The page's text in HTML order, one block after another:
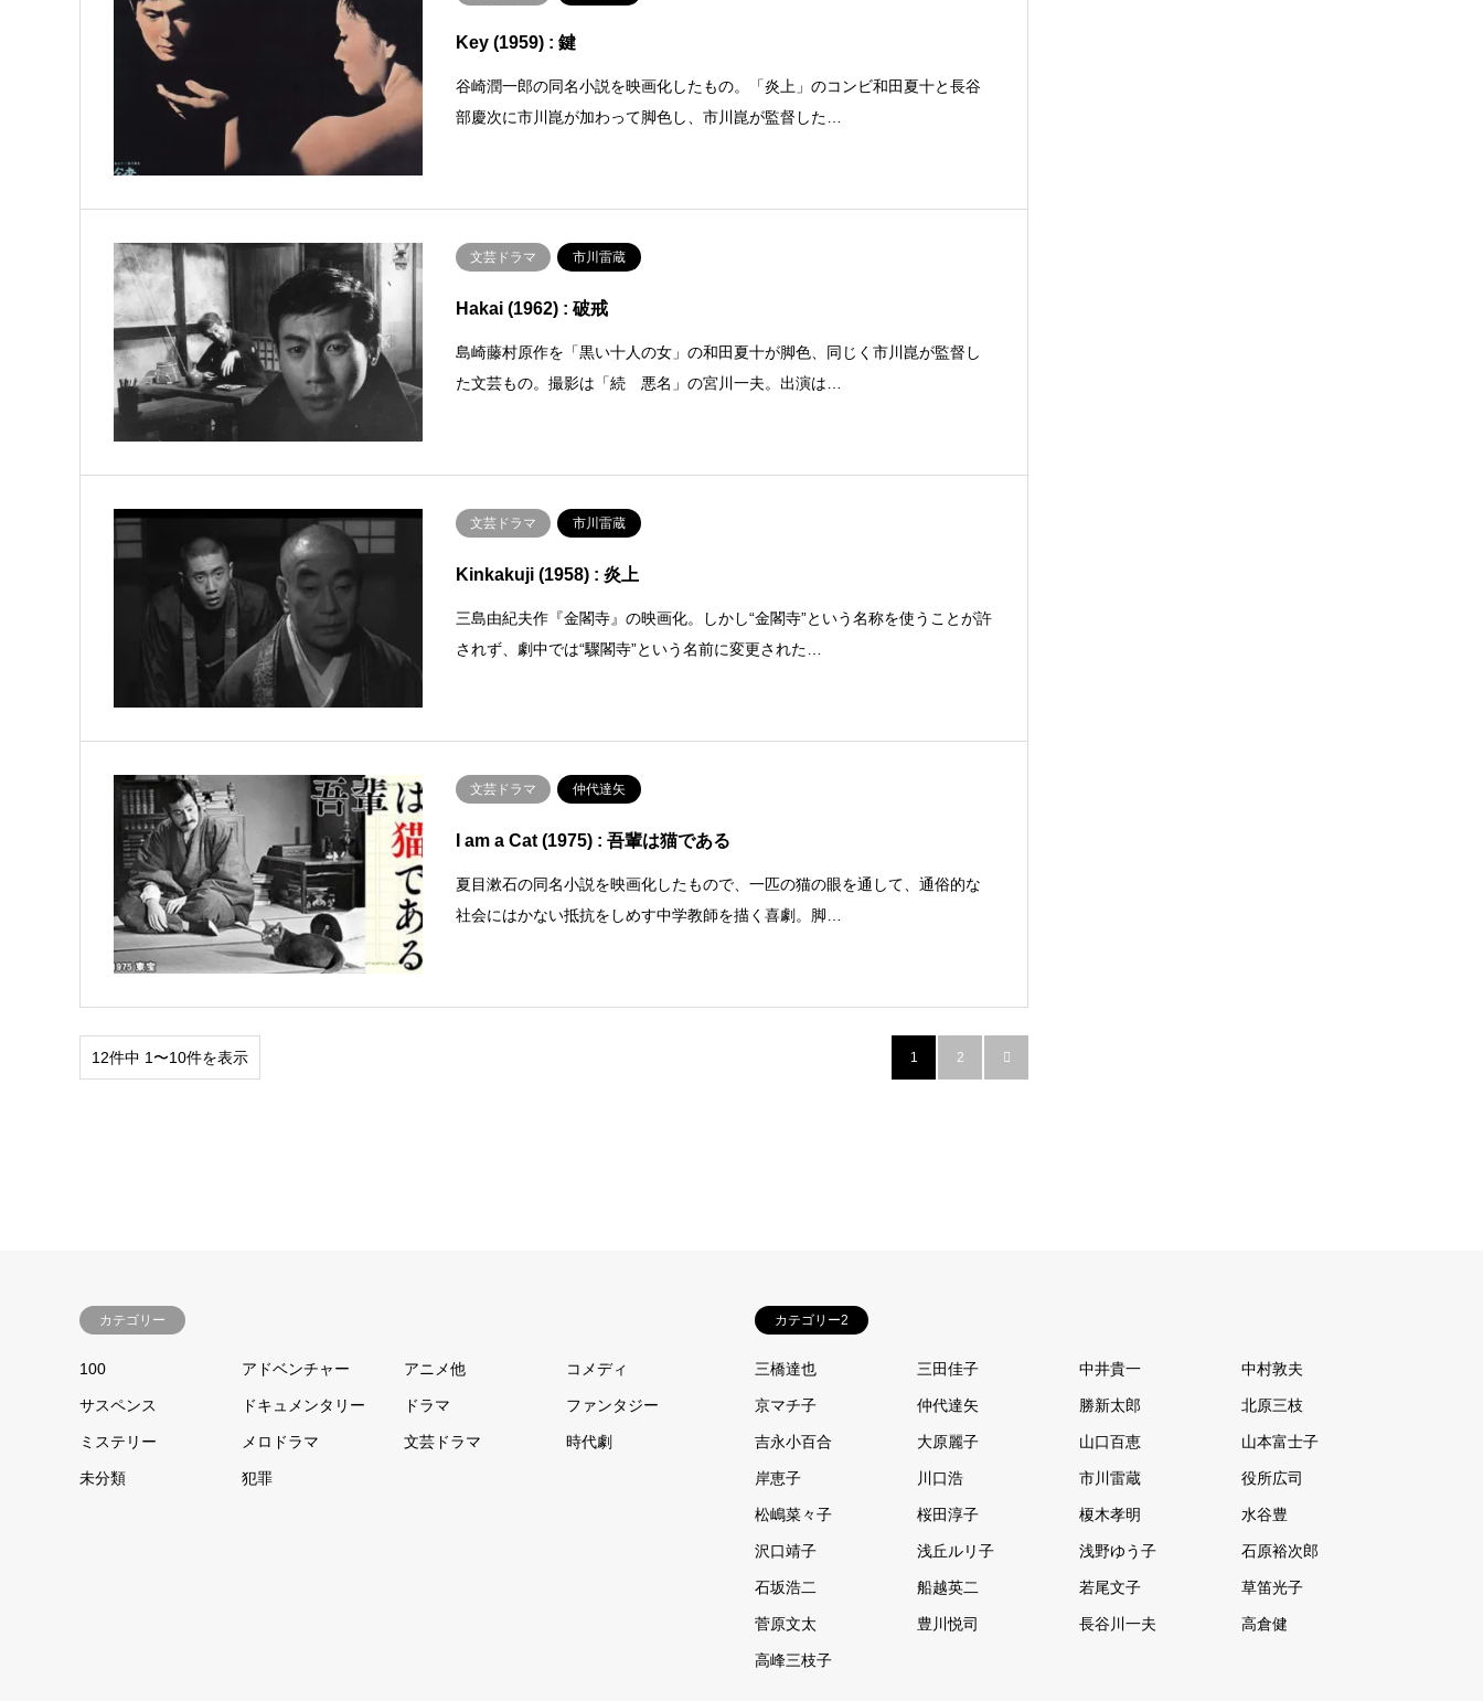
Key (1959) : 鍵
谷崎潤一郎の同名小説を映画化したもの。「炎上」のコンビ和田夏十と長谷
部慶次に市川崑が加わって脚色し、市川崑が監督した…
文芸ドラマ 市川雷蔵
Hakai (1962) : 破戒
島崎藤村原作を「黒い十人の女」の和田夏十が脚色、同じく市川崑が監督し
た文芸もの。撮影は「続 悪名」の宮川一夫。出演は…
文芸ドラマ 市川雷蔵
Kinkakuji (1958) : 炎上
三島由紀夫作『金閣寺』の映画化。しかし“金閣寺”という名称を使うことが許
されず、劇中では“驟閣寺”という名前に変更された…
文芸ドラマ 仲代達矢
I am a Cat (1975) : 吾輩は猫である
夏目漱石の同名小説を映画化したもので、一匹の猫の眼を通して、通俗的な
社会にはかない抵抗をしめす中学教師を描く喜劇。脚…
12件中 1〜10件を表示 1 2 
カテゴリー
100 アドベンチャー アニメ他 コメディ
サスペンス ドキュメンタリー ドラマ ファンタジー
ミステリー メロドラマ 文芸ドラマ 時代劇
未分類 犯罪
カテゴリー2
三橋達也 三田佳子 中井貴一 中村敦夫
京マチ子 仲代達矢 勝新太郎 北原三枝
吉永小百合 大原麗子 山口百恵 山本富士子
岸恵子 川口浩 市川雷蔵 役所広司
松嶋菜々子 桜田淳子 榎木孝明 水谷豊
沢口靖子 浅丘ルリ子 浅野ゆう子 石原裕次郎
石坂浩二 船越英二 若尾文子 草笛光子
菅原文太 豊川悦司 長谷川一夫 高倉健
高峰三枝子